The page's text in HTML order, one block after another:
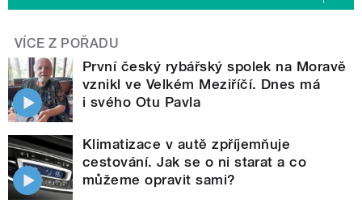
VÍCE Z POŘADU
První český rybářský spolek na Moravě
vznikl ve Velkém Meziříčí. Dnes má
i svého Otu Pavla
Klimatizace v autě zpříjemňuje
cestování. Jak se o ni starat a co
můžeme opravit sami?